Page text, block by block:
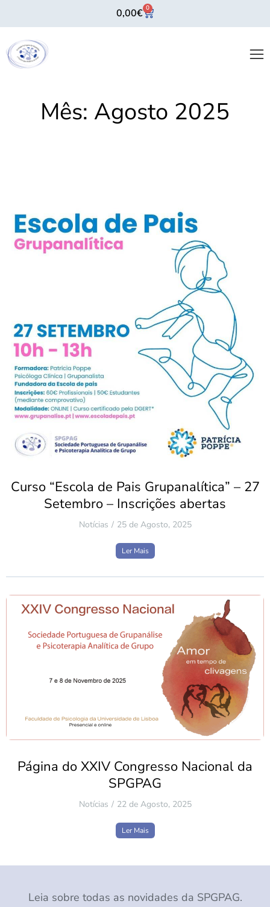
0,00€ 0
Mês: Agosto 2025
Curso “Escola de Pais Grupanalítica” – 27
Setembro – Inscrições abertas
Notícias 25 de Agosto, 2025
Ler Mais
Página do XXIV Congresso Nacional da
SPGPAG
Notícias 22 de Agosto, 2025
Ler Mais
Leia sobre todas as novidades da SPGPAG.